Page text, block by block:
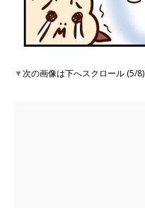
▼次の画像は下へスクロール (5/8)